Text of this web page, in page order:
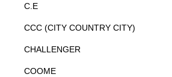
C.E
CCC (CITY COUNTRY CITY)
CHALLENGER
COOME